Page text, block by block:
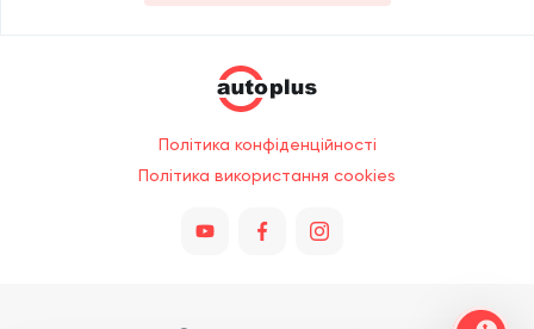
Політика конфіденційності
Політика використання cookies